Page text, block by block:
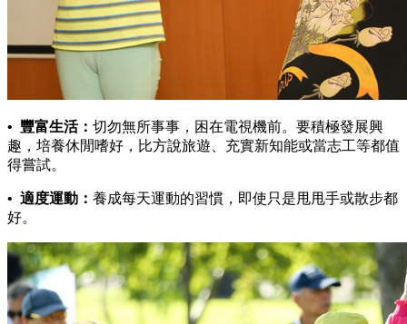
• 豐富生活： 切勿無所事事，困在電視機前。要積極發展興
趣，培養休閒嗜好，比方說旅遊、充實新知能或當志工等都值
得嘗試。
• 適度運動： 養成每天運動的習慣，即使只是甩甩手或散步都
好。